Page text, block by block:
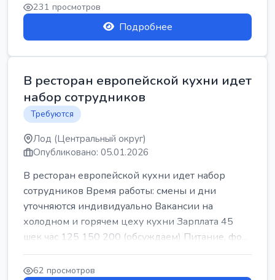
231 просмотров
Подробнее
В ресторан европейской кухни идет
набор сотрудников
Требуются
Лод (Центральный округ)
Опубликовано: 05.01.2026
В ресторан европейской кухни идет набор
сотрудников Время работы: смены и дни
уточняются индивидуально Вакансии на
холодном и горячем цеху кухни Зарплата 45
шек час 125 150 200 (обсуждаем) Питание, фо...
62 просмотров